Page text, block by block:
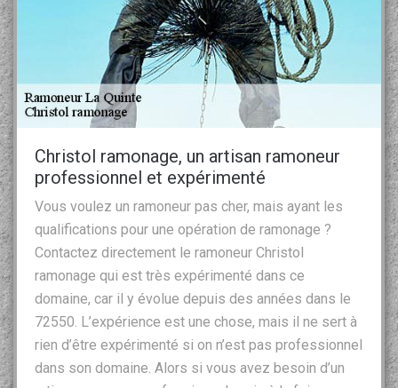
Christol ramonage, un artisan ramoneur
professionnel et expérimenté
Vous voulez un ramoneur pas cher, mais ayant les
qualifications pour une opération de ramonage ?
Contactez directement le ramoneur Christol
ramonage qui est très expérimenté dans ce
domaine, car il y évolue depuis des années dans le
72550. L’expérience est une chose, mais il ne sert à
rien d’être expérimenté si on n’est pas professionnel
dans son domaine. Alors si vous avez besoin d’un